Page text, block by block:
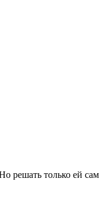
решать только ей